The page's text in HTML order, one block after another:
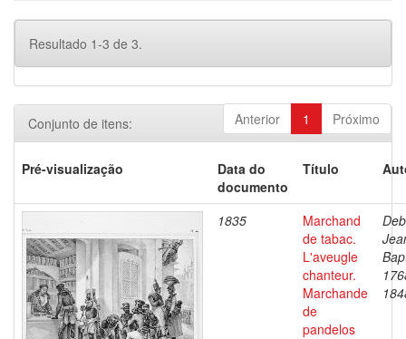
Resultado 1-3 de 3.
Anterior 1 Próximo
Conjunto de itens:
Pré-visualização
Data do
documento
Título
1835
Marchand
de tabac.
L'aveugle
chanteur.
Marchande
de
pandelos